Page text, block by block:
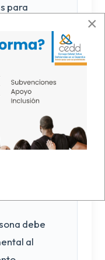
para
la
escritura
debe
al
×